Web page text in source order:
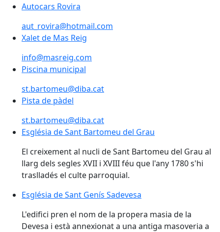
Autocars Rovira
Autocars Rovira
aut_rovira@hotmail.com
Xalet de Mas Reig
Xalet de Mas Reig
info@masreig.com
Piscina municipal
Piscina municipal
st.bartomeu@diba.cat
Pista de pàdel
Pista de pàdel
st.bartomeu@diba.cat
Església de Sant Bartomeu del Grau
Església de Sant Bartomeu del Grau
El creixement al nucli de Sant Bartomeu del Grau al
llarg dels segles XVII i XVIII féu que l'any 1780 s'hi
traslladés el culte parroquial.
Església de Sant Genís Sadevesa
Església de Sant Genís Sadevesa
L'edifici pren el nom de la propera masia de la
Devesa i està annexionat a una antiga masoveria a